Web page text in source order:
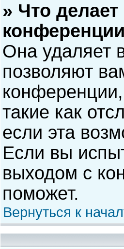
» Что
Она удаляет
позволяют
такие как
если эта
Если вы
выходом с
поможет.
Вернуться к